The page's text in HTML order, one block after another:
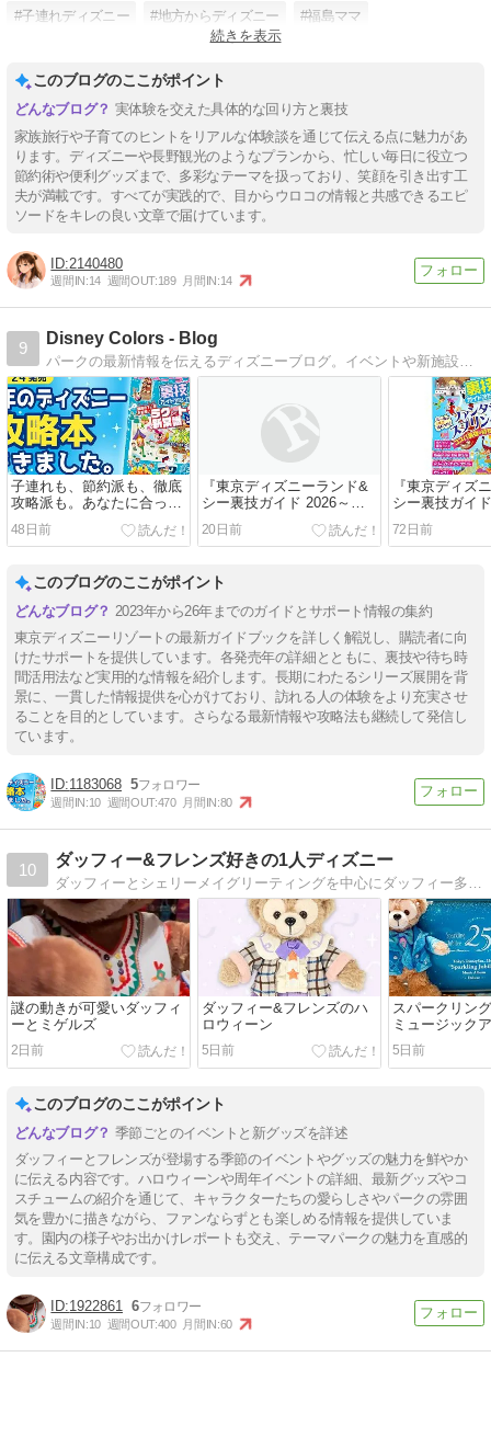
#子連れディズニー #地方からディズニー #福島ママ
続きを表示
このブログのここがポイント
実体験を交えた具体的な回り方と裏技
家族旅行や子育てのヒントをリアルな体験談を通じて伝える点に魅力があ
ります。ディズニーや長野観光のようなプランから、忙しい毎日に役立つ
節約術や便利グッズまで、多彩なテーマを扱っており、笑顔を引き出す工
夫が満載です。すべてが実践的で、目からウロコの情報と共感できるエピ
ソードをキレの良い文章で届けています。
2140480
週間IN:14 週間OUT:189 月間IN:14
9
Disney Colors - Blog
パークの最新情報を伝えるディズニーブログ。イベントや新施設の詳しい解説だけでなく、たっぷりの写真でパークレポートやグルメレポートをお届け！
子連れも、節約派も、徹底
攻略派も。あなたに合った
楽しみ方が見つかる『東京
ディズニーランド＆シー裏
48日前
『東京ディズニーランド&
シー裏技ガイド 2026～
27』サポートページ
20日前
『東京ディズ
シー裏技ガイ
26』サポート
72日前
このブログのここがポイント
2023年から26年までのガイドとサポート情報の集約
東京ディズニーリゾートの最新ガイドブックを詳しく解説し、購読者に向
けたサポートを提供しています。各発売年の詳細とともに、裏技や待ち時
間活用法など実用的な情報を紹介します。長期にわたるシリーズ展開を背
景に、一貫した情報提供を心がけており、訪れる人の体験をより充実させ
ることを目的としています。さらなる最新情報や攻略法も継続して発信し
ています。
1183068 5
週間IN:10 週間OUT:470 月間IN:80
10
ダッフィー&フレンズ好きの1人ディズニー
ダッフィーとシェリーメイグリーティングを中心にダッフィー多めのブログです。
謎の動きが可愛いダッフィ
ーとミゲルズ
2日前
ダッフィー&フレンズのハ
ロウィーン
5日前
スパークリン
ミュージック
5日前
このブログのここがポイント
季節ごとのイベントと新グッズを詳述
ダッフィーとフレンズが登場する季節のイベントやグッズの魅力を鮮やか
に伝える内容です。ハロウィーンや周年イベントの詳細、最新グッズやコ
スチュームの紹介を通じて、キャラクターたちの愛らしさやパークの雰囲
気を豊かに描きながら、ファンならずとも楽しめる情報を提供していま
す。園内の様子やお出かけレポートも交え、テーマパークの魅力を直感的
に伝える文章構成です。
1922861 6
週間IN:10 週間OUT:400 月間IN:60